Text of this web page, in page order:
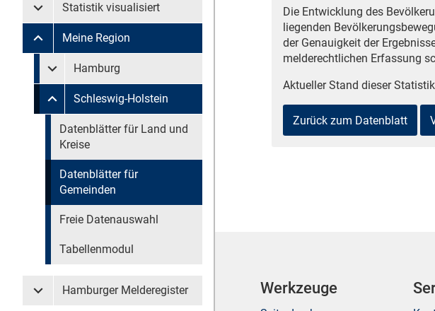
Untermenü Statistik visualisiert
Statistik visualisiert
Untermenü Meine Region
Meine Region
Untermenü überspringen
Untermenü Meine Region Hamburg
Hamburg
Untermenü Meine Region Schleswig-Holstein
Schleswig-Holstein
Untermenü überspringen
Datenblätter für Land und
Kreise
Datenblätter für
Gemeinden
Freie Datenauswahl
Tabellenmodul
Untermenü Hamburger Melderegister
Hamburger Melderegister
Die Entwicklung des
liegenden
der Genauigkeit der
melderechtlichen Erfassung
Aktueller Stand dieser
Zurück zum Datenblatt
Werkzeuge